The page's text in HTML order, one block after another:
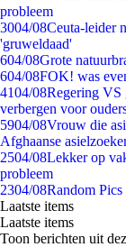
probleem
3004/08Ceuta-leider
'gruweldaad'
604/08Grote
604/08FOK! was
4104/08Regering VS
verbergen voor
5904/08Vrouw die
Afghaanse
2504/08Lekker op
probleem
2304/08Random
Laatste items
Laatste items
Toon berichten uit